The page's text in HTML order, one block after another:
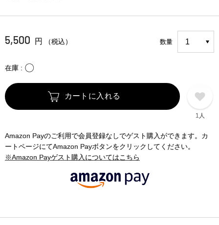
5,500 円 （税込） 数量
在庫 〇
カートに入れる
1人
Amazon Payのご利用で会員登録なしでゲスト購入ができます。カ
ートページにてAmazon Payボタンをクリックしてください。
※Amazon Payゲスト購入についてはこちら